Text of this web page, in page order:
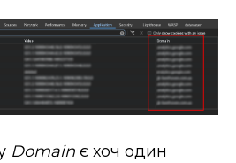
Domain є хоч один